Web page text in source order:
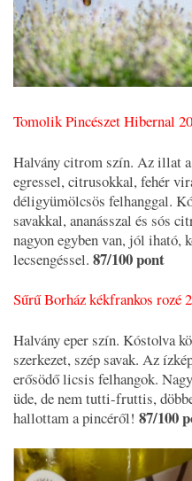
Tomolik Pincészet Hibernal
Halvány citrom szín. Az illat
egressel, citrusokkal, fehér
déligyümölcsös felhanggal.
savakkal, ananásszal és sós
nagyon egyben van, jól iható,
lecsengéssel. 87/100 pont
Sűrű Borház kékfrankos rozé
Halvány eper szín. Kóstolva
szerkezet, szép savak. Az
erősödő licsis felhangok.
üde, de nem tutti-fruttis,
hallottam a pincéről! 87/100